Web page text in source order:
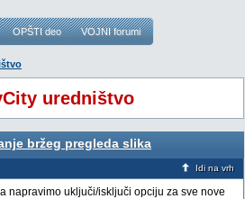
OPŠTI deo VOJNI forumi
uredništvo
bržeg pregleda slika
Idi na vrh
napravimo uključi/isključi opciju za sve nove